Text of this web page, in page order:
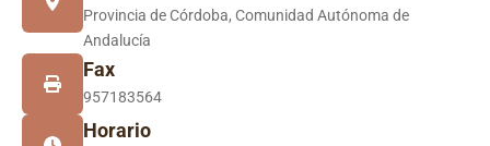
Provincia de Córdoba, Comunidad Autónoma de
Andalucía
Fax
957183564
Horario